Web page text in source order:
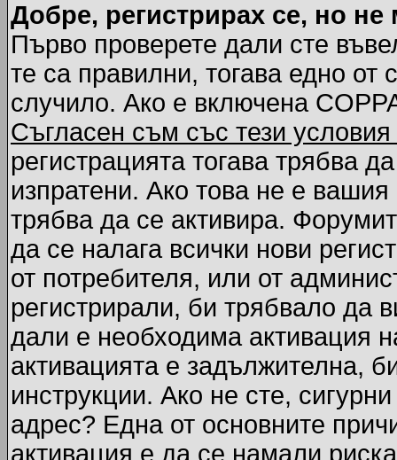
Добре, регистрирах се, но не
Първо проверете дали сте
те са правилни, тогава едно
случило. Ако е включена
Съгласен съм със тези
регистрацията тогава трябва
изпратени. Ако това не е
трябва да се активира.
да се налага всички нови
от потребителя, или от
регистрирали, би трябвало да
дали е необходима активация
активацията е задължителна,
инструкции. Ако не сте,
адрес? Една от основните
активация е да се намали